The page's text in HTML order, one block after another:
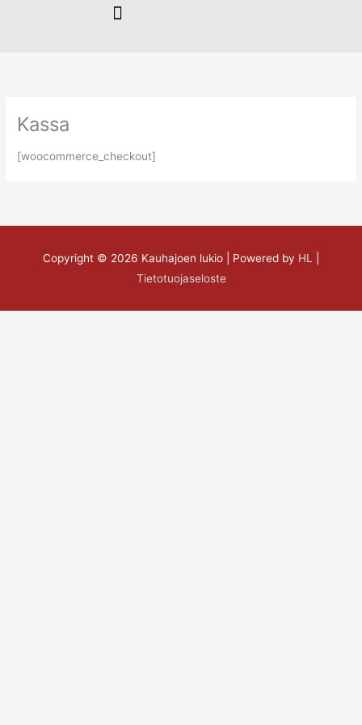
Kassa
[woocommerce_checkout]
Copyright © 2026 Kauhajoen lukio | Powered by HL
Tietotuojaseloste